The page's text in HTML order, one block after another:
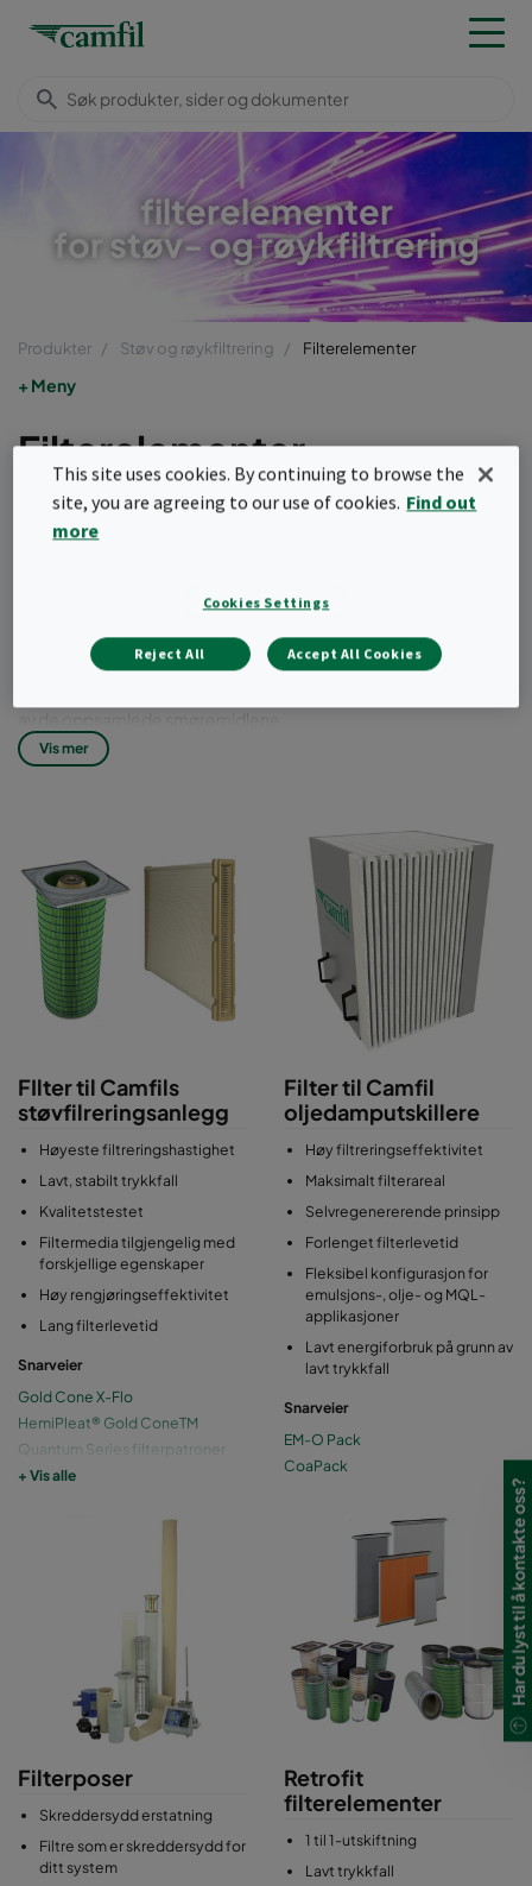
filterelementer
for støv- og røykfiltrering
Produkter Støv og røykfiltrering Filterelementer
Meny
Filterelementer
Filterelementer er integrerte komponenter i
alle oppsamlingssystemer som håndterer
filtertrinn for grove og fine partikler. Filterkassettene i det første
trinnet er selvrensende filtrer fordi de bruker en
Begge typer filterelement kan utstyres med forskjellige
Camfil utvikler, produserer og forbedrer de fleste
filterelementer og filtermedier internt, noe som garanterer
filtreringsløsninger av høy kvalitet.
I tillegg til filtertil våre egne filtreringssystemer, tilbyr Camfil et
bredt spekter av filterpatroner og flatplatefilterelementer for
ettermontering/retrofit av de vanligste
Vis mer
FIlter til Camfils
støvfilreringsanlegg
Høyeste filtreringshastighet
Lavt, stabilt trykkfall
Kvalitetstestet
Filtermedia tilgjengelig med
forskjellige egenskaper
Høy rengjøringseffektivitet
Lang filterlevetid
Snarveier
Gold Cone X-Flo
HemiPleat® Gold ConeTM
Quantum Series filterpatroner
Quad Pulse Package
+ Vis alle
Filter til Camfil
oljedamputskillere
Høy filtreringseffektivitet
Maksimalt filterareal
Selvregenererende prinsipp
Forlenget filterlevetid
Fleksibel konfigurasjon for
emulsjons-, olje- og MQL-
applikasjoner
Lavt energiforbruk på grunn av
lavt trykkfall
Snarveier
EM-O Pack
CoaPack
Filterposer
Skreddersydd erstatning
Filtre som er skreddersydd for
ditt system
Retrofit
filterelementer
1 til 1-utskiftning
Lavt trykkfall
Har du lyst til å kontakte oss?
This site uses cookies. By continuing to browse the
site, you are agreeing to our use of cookies. Find out
more
Cookies Settings
Reject All Accept All Cookies